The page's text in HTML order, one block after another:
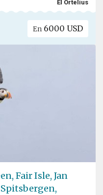
El Ortelius
En 6000 USD
Fair Isle, Jan